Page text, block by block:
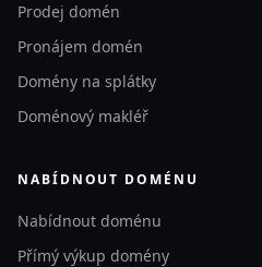
Prodej domén
Pronájem domén
Domény na splátky
Doménový makléř
NABÍDNOUT DOMÉNU
Nabídnout doménu
Přímý výkup domény